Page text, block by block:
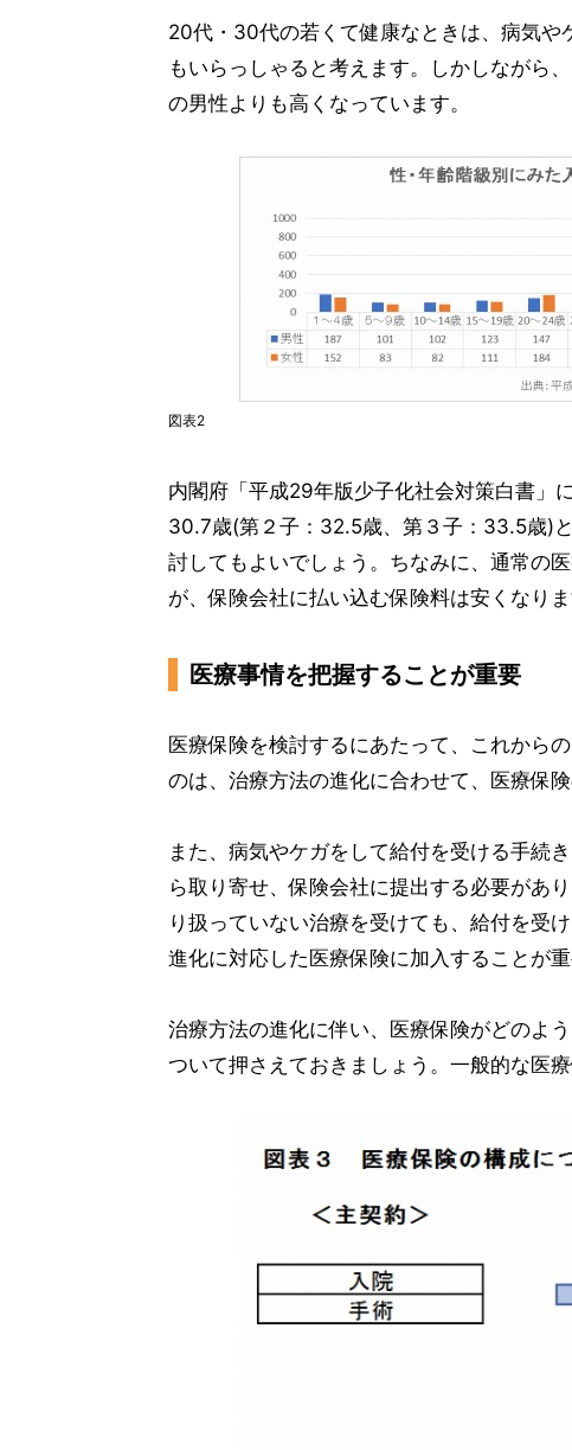
20代・30代の若くて健康なときは、病気や
もいらっしゃると考えます。しかしながら
の男性よりも高くなっています。
図表2
内閣府「平成29年版少子化社会対策白書」
30.7歳(第２子：32.5歳、第３子：33.5歳)
討してもよいでしょう。ちなみに、通常の
が、保険会社に払い込む保険料は安くなりま
医療事情を把握することが重要
医療保険を検討するにあたって、これから
のは、治療方法の進化に合わせて、医療保
また、病気やケガをして給付を受ける手続
ら取り寄せ、保険会社に提出する必要があ
り扱っていない治療を受けても、給付を受
進化に対応した医療保険に加入することが重
治療方法の進化に伴い、医療保険がどのよ
ついて押さえておきましょう。一般的な医